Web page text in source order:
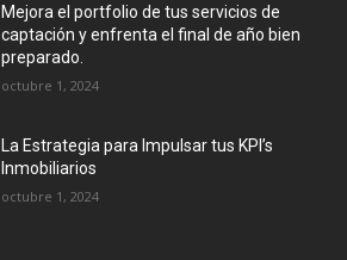
Mejora el portfolio de tus servicios de
captación y enfrenta el final de año bien
preparado.
octubre 1, 2024
La Estrategia para Impulsar tus KPI’s
Inmobiliarios
octubre 1, 2024